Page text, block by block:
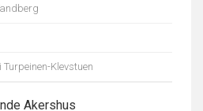
Klevstuen
Akershus